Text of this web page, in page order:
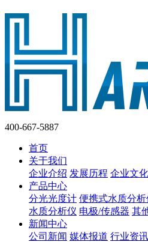
400-667-5887
首页
关于我们
企业介绍 发展历程 企业文化
产品中心
分光光度计 便携式水质分析
水质分析仪 电极/传感器 其
新闻中心
公司新闻 媒体报道 行业资讯